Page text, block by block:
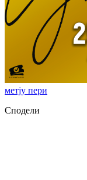
метју пери
Сподели